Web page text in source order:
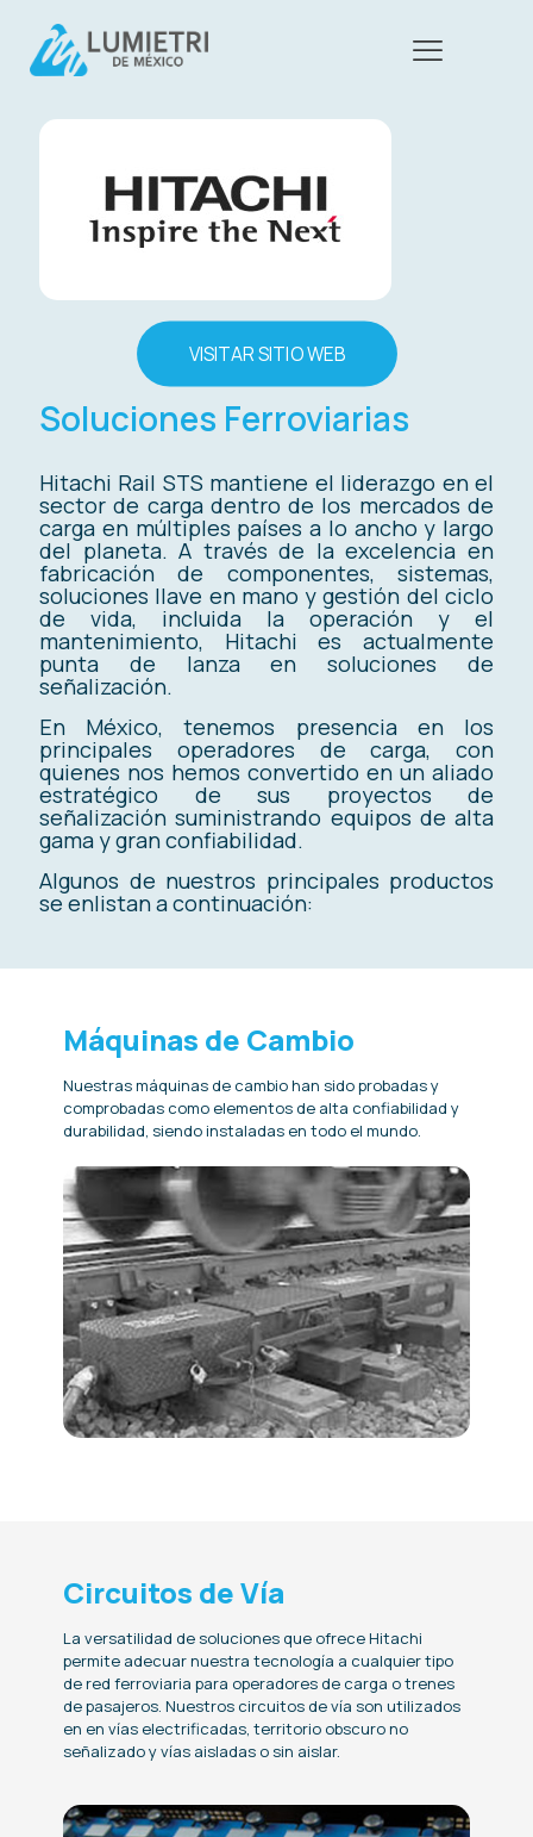
VISITAR SITIO WEB
Soluciones Ferroviarias
Hitachi Rail STS mantiene el liderazgo en el
sector de carga dentro de los mercados de
carga en múltiples países a lo ancho y largo
del planeta. A través de la excelencia en
fabricación de componentes, sistemas,
soluciones llave en mano y gestión del ciclo
de vida, incluida la operación y el
mantenimiento, Hitachi es actualmente
punta de lanza en soluciones de
señalización.
En México, tenemos presencia en los
principales operadores de carga, con
quienes nos hemos convertido en un aliado
estratégico de sus proyectos de
señalización suministrando equipos de alta
gama y gran confiabilidad.
Algunos de nuestros principales productos
se enlistan a continuación:
Máquinas de Cambio
Nuestras máquinas de cambio han sido probadas y
comprobadas como elementos de alta confiabilidad y
durabilidad, siendo instaladas en todo el mundo.
Circuitos de Vía
La versatilidad de soluciones que ofrece Hitachi
permite adecuar nuestra tecnología a cualquier tipo
de red ferroviaria para operadores de carga o trenes
de pasajeros. Nuestros circuitos de vía son utilizados
en en vías electrificadas, territorio obscuro no
señalizado y vías aisladas o sin aislar.